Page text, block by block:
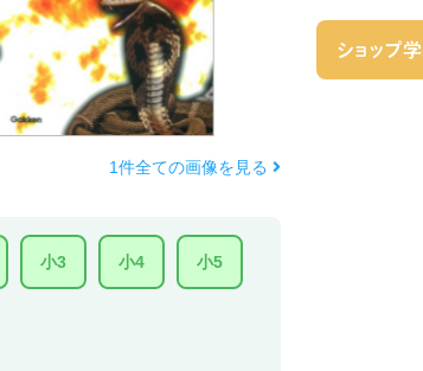
1件全ての画像を見る
小3 小4 小5